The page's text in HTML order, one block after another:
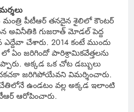
మంత్రి పీటీఆర్ తనదైన శైలిలో కౌంటర్
అవినీతికి గుజరాత్ మోడల్ పెద్ద
చేశారు. 2014 కంటే ముందు
ఏం జరిగిందో పారిశ్రామికవేత్తలను
అక్కడ ఒక చోట డబ్బులు
జరిగిపోయేవని విమర్శించారు.
ఉండటం వల్ల అక్కడ ఇలాంటి
ఆరోపించారు.